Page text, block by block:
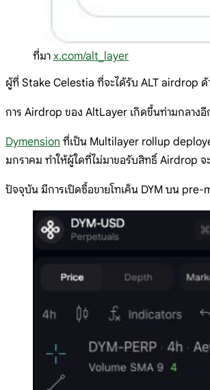
ที่มา x.com/alt_layer
ผู้ที่ Stake Celestia ที่จะได้รับ ALT airdrop
การ Airdrop ของ AltLayer เกิดขึ้นท่ามกลางอี
Dymension ที่เป็น Multilayer rollup
มกราคม ทำให้ผู้ใดที่ไม่มาขอรับสิทธิ์ Airdrop จ
ปัจจุบัน มีการเปิดซื้อขายโทเค็น DYM บน